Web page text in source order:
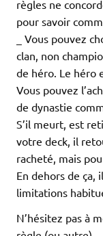
règles ne
pour savoir
_ Vous pouvez
clan, non
de héro. Le héro
Vous pouvez
de dynastie
S’il meurt, est
votre deck, il
racheté, mais
En dehors de ça,
limitations
N’hésitez pas à